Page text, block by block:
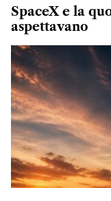
SpaceX e la
aspettavano